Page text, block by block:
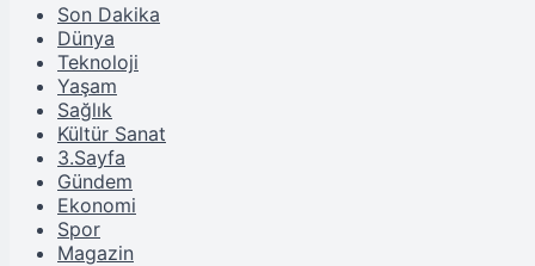
Son Dakika
Dünya
Teknoloji
Yaşam
Sağlık
Kültür Sanat
3.Sayfa
Gündem
Ekonomi
Spor
Magazin